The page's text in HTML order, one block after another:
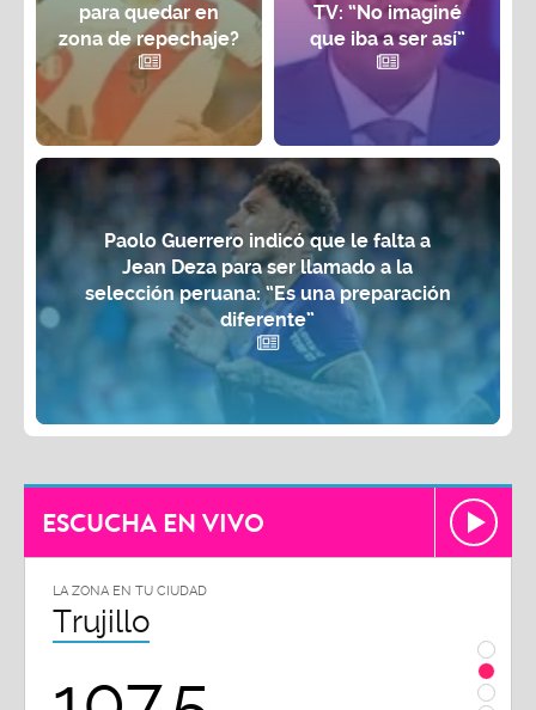
para quedar en
zona de repechaje?
TV: “No imaginé
que iba a ser así”
Paolo Guerrero indicó que le falta a
Jean Deza para ser llamado a la
selección peruana: “Es una preparación
diferente”
ESCUCHA EN VIVO
LA ZONA EN TU CIUDAD
Trujillo